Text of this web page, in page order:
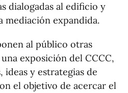
dialogadas al edificio y
mediación expandida.
al público otras
exposición del CCCC,
y estrategias de
el objetivo de acercar el